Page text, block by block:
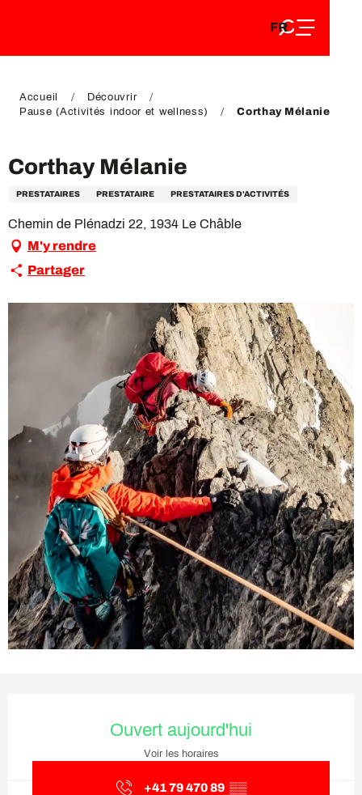
DE
FR
EN
Accueil
Découvrir
Pause (Activités indoor et wellness)
Corthay Mélanie
Corthay Mélanie
PRESTATAIRES PRESTATAIRE PRESTATAIRES D'ACTIVITÉS
Chemin de Plénadzi 22, 1934 Le Châble
M'y rendre
Partager
Ouvert aujourd'hui
Voir les horaires
+41 79 470 89 ▒▒